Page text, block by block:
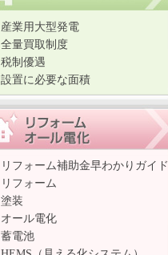
産業用大型発電
全量買取制度
税制優遇
設置に必要な面積
リフォーム補助金早わかりガイド
リフォーム
塗装
オール電化
蓄電池